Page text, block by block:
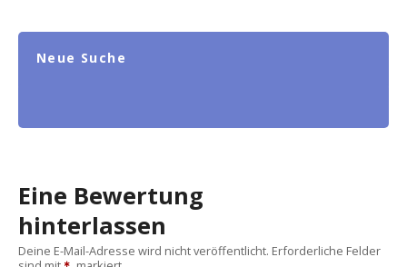
Neue Suche
Eine Bewertung
hinterlassen
Deine E-Mail-Adresse wird nicht veröffentlicht. Erforderliche Felder